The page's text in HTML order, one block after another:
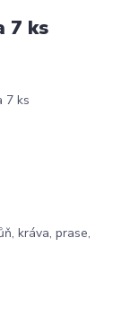
7 ks
kráva, prase,